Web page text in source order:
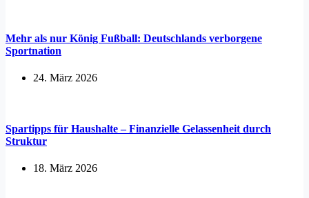
Mehr als nur König Fußball: Deutschlands verborgene
Sportnation
24. März 2026
Spartipps für Haushalte – Finanzielle Gelassenheit durch
Struktur
18. März 2026